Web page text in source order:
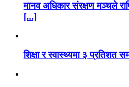
मानव अधिकार संरक्षण मञ्चले
[...]
शिक्षा र स्वास्थ्यमा ३ प्रतिशत